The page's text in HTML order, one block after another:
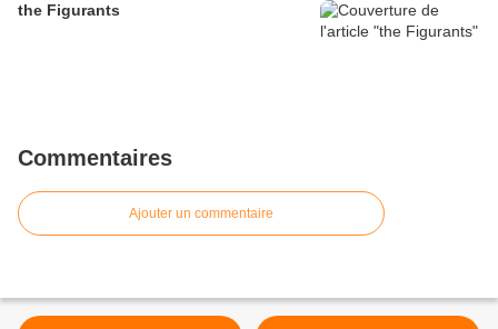
the Figurants
Commentaires
Ajouter un commentaire